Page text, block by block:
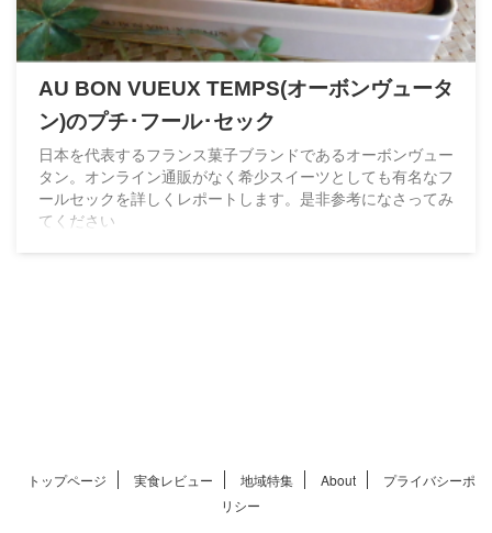
AU BON VUEUX TEMPS(オーボンヴュータ
ン)のプチ･フール･セック
日本を代表するフランス菓子ブランドであるオーボンヴュー
タン。オンライン通販がなく希少スイーツとしても有名なフ
ールセックを詳しくレポートします。是非参考になさってみ
てください
トップページ 実食レビュー 地域特集 About
プライバシーポ
リシー